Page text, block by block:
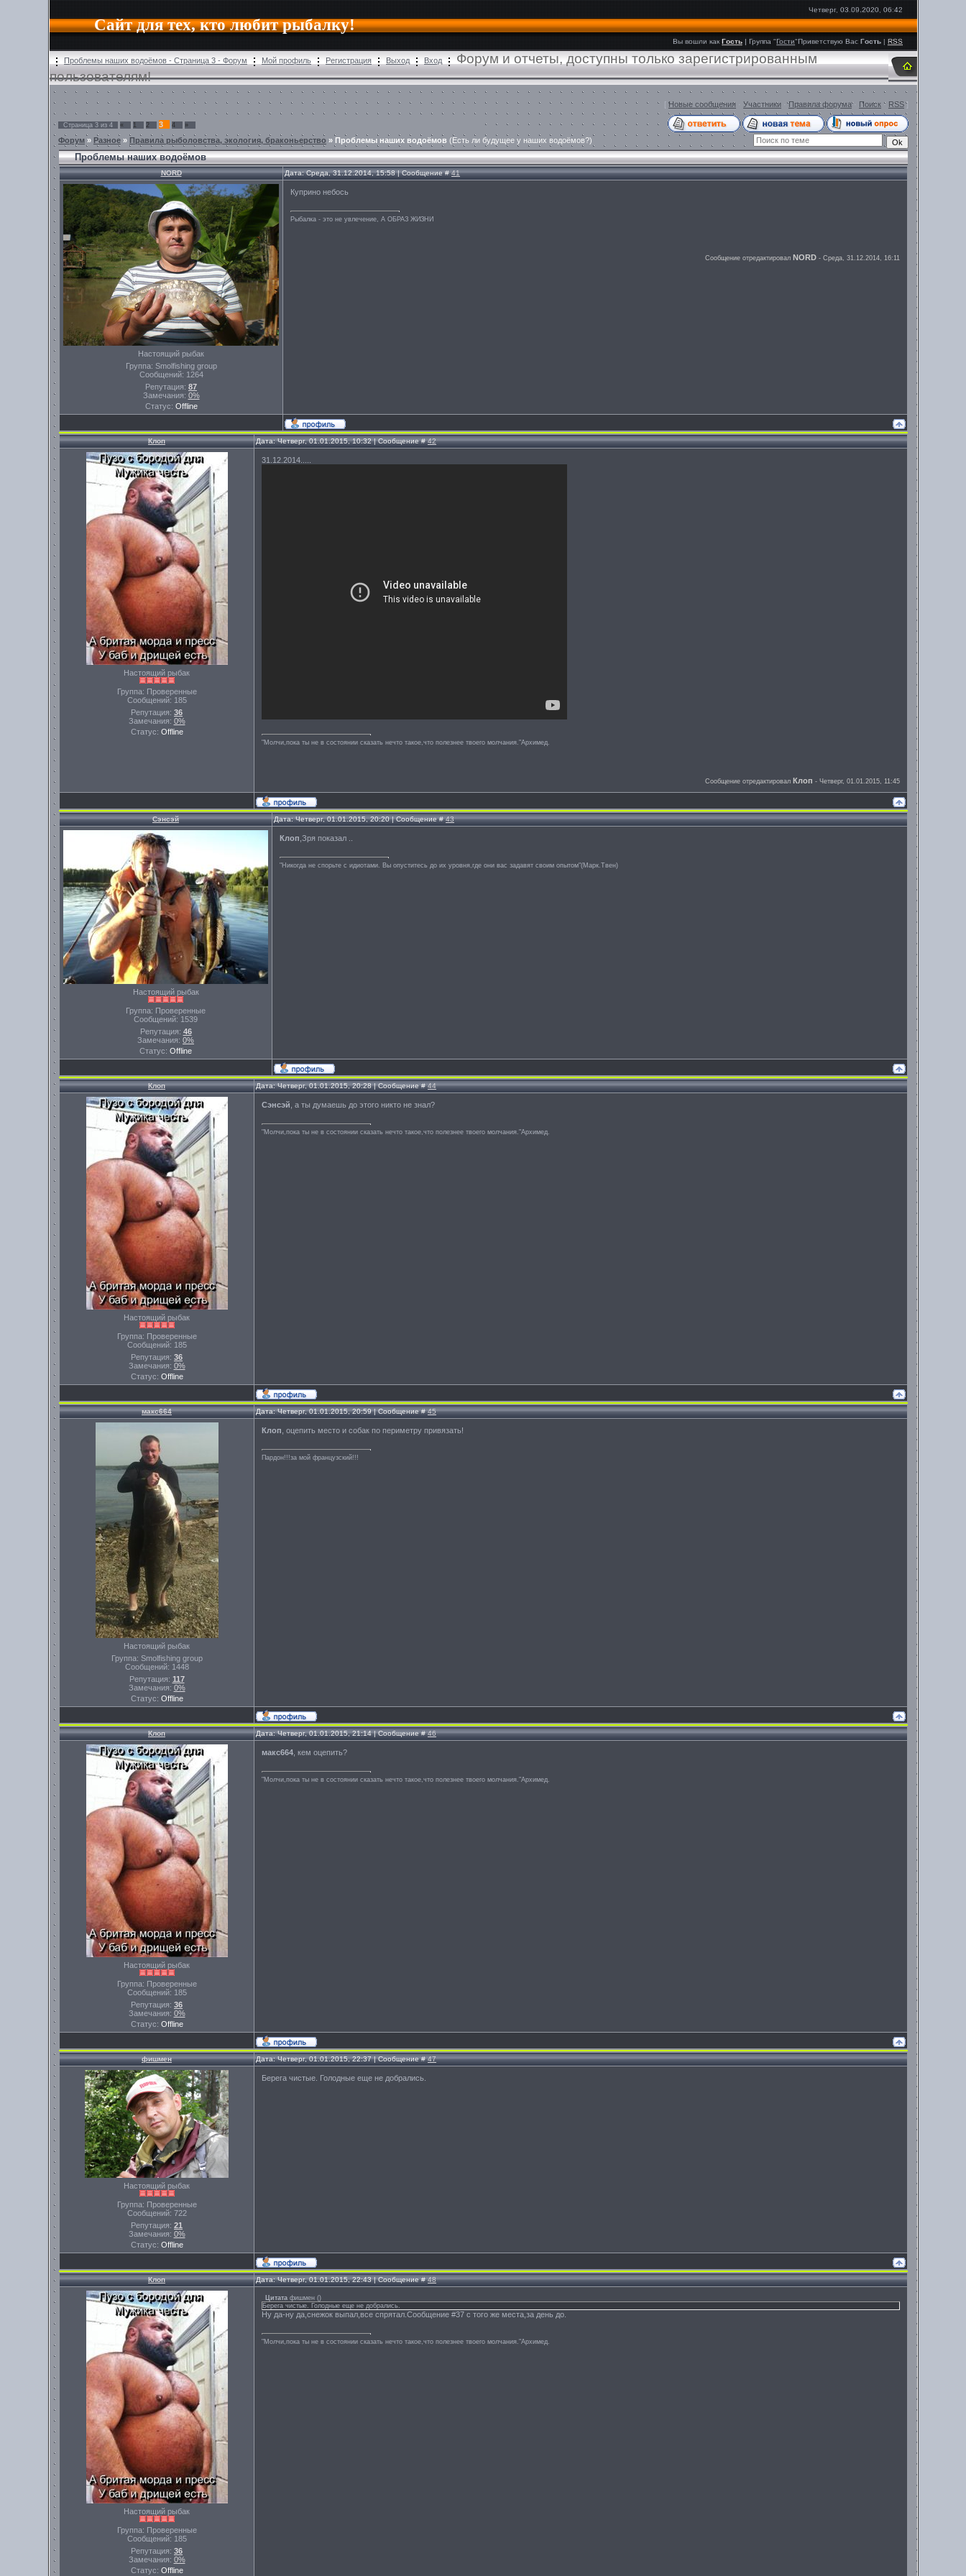
Сайт для тех, кто любит рыбалку!
Четверг, 03.09.2020, 06:42
Вы вошли как Гость|Группа"Гости"Приветствую Вас Гость |RSS
Проблемы наших водоёмов - Страница 3 - Форум Мой профиль Регистрация Выход Вход
Форум и отчеты, доступны только зарегистрированным
пользователям!
[ Новые сообщения Участники ·Правила форума· Поиск · RSS]
Страница 3 из 4 « 1 2 3 4 »
Форум » Разное » Правила рыболовства, экология, браконьерство » Проблемы наших водоёмов (Есть ли будущее у наших водоёмов?)
Проблемы наших водоёмов
NORD Дата: Среда, 31.12.2014, 15:58 | Сообщение #41
Настоящий рыбак
Группа: Smolfishing group
Сообщений: 1264
Репутация: 87
Замечания: 0%
Статус: Offline
Куприно небось
Рыбалка - это не увлечение, А ОБРАЗ ЖИЗНИ
Сообщение отредактировал NORD - Среда, 31.12.2014, 16:11
Клоп Дата: Четверг, 01.01.2015, 10:32 | Сообщение #42
Настоящий рыбак
Группа: Проверенные
Сообщений: 185
Репутация: 36
Замечания: 0%
Статус: Offline
31.12.2014.....
"Молчи,пока ты не в состоянии сказать нечто такое,что полезнее твоего молчания."Архимед.
Сообщение отредактировал Клоп - Четверг, 01.01.2015, 11:45
Сэнсэй Дата: Четверг, 01.01.2015, 20:20 | Сообщение #43
Настоящий рыбак
Группа: Проверенные
Сообщений: 1539
Репутация: 46
Замечания: 0%
Статус: Offline
Клоп ,Зря показал ..
"Никогда не спорьте с идиотами. Вы опуститесь до их уровня,где они вас задавят своим опытом"(Марк.Твен)
Клоп Дата: Четверг, 01.01.2015, 20:28 | Сообщение #44
Настоящий рыбак
Группа: Проверенные
Сообщений: 185
Репутация: 36
Замечания: 0%
Статус: Offline
Сэнсэй , а ты думаешь до этого никто не знал?
"Молчи,пока ты не в состоянии сказать нечто такое,что полезнее твоего молчания."Архимед.
макс664 Дата: Четверг, 01.01.2015, 20:59 | Сообщение #45
Настоящий рыбак
Группа: Smolfishing group
Сообщений: 1448
Репутация: 117
Замечания: 0%
Статус: Offline
Клоп , оцепить место и собак по периметру привязать!
Пардон!!!за мой французский!!!
Клоп Дата: Четверг, 01.01.2015, 21:14 | Сообщение #46
Настоящий рыбак
Группа: Проверенные
Сообщений: 185
Репутация: 36
Замечания: 0%
Статус: Offline
макс664 , кем оцепить?
"Молчи,пока ты не в состоянии сказать нечто такое,что полезнее твоего молчания."Архимед.
фишмен Дата: Четверг, 01.01.2015, 22:37 | Сообщение #47
Настоящий рыбак
Группа: Проверенные
Сообщений: 722
Репутация: 21
Замечания: 0%
Статус: Offline
Берега чистые. Голодные еще не добрались.
Клоп Дата: Четверг, 01.01.2015, 22:43 | Сообщение #48
Настоящий рыбак
Группа: Проверенные
Сообщений: 185
Репутация: 36
Замечания: 0%
Статус: Offline
Цитата фишмен ()
Берега чистые. Голодные еще не добрались.
Ну да-ну да,снежок выпал,все спрятал.Сообщение #37 с того же места,за день до.
"Молчи,пока ты не в состоянии сказать нечто такое,что полезнее твоего молчания."Архимед.